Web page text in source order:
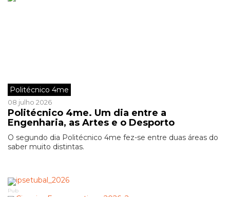
Politécnico 4me
08 julho 2026
Politécnico 4me. Um dia entre a
Engenharia, as Artes e o Desporto
O segundo dia Politécnico 4me fez-se entre duas áreas do
saber muito distintas.
Pub